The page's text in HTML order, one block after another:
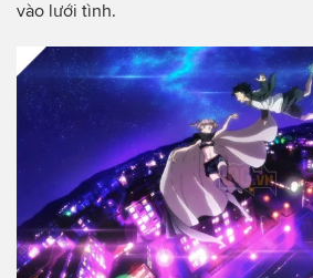
vào lưới tình.